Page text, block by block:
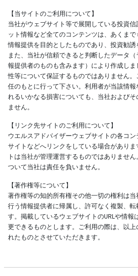
【当サイトのご利用について】
当社がウェブサイト等で展開している投資
ット情報など全てのコンテンツは、あくま
情報提供を目的としたものであり、投資勧誘
また、当社が信頼できると判断したデータ
報提供者のものも含みます）により作成し
性等について保証するものではありません
任のもとに行って下さい。利用者が当該情
れるいかなる損害についても、当社および
ません。
【リンク先サイトのご利用について】
ウエルスアドバイザーウェブサイトの各コ
サイトなどへリンクをしている場合があり
トは当社が管理運営するものではありませ
ついて当社は責任を負いません。
【著作権等について】
著作権等の知的所有権その他一切の権利は
行う情報提供者に帰属し、許可なく複製、
す。掲載しているウェブサイトのURLや情報
更できるものとします。ご利用の際は、以
れたものとさせていただきます。